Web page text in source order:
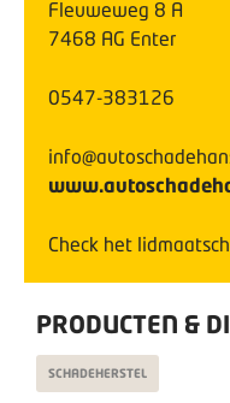
Fleuweweg 8 A
7468 AG Enter
0547-383126
Check het
PRODUCTEN &
SCHADEHERSTEL